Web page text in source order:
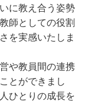
に教え合う姿勢
師としての役割
を実感いたしま
や教員間の連携
とができまし
ひとりの成長を